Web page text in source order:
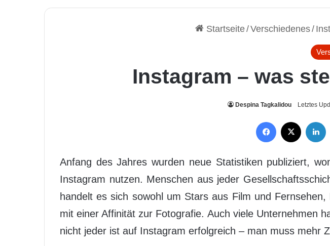
Startseite/Verschiedenes/
Instagram – was
Despina Tagkalidou Letztes
Anfang des Jahres wurden neue Statistiken publiziert,
Instagram nutzen. Menschen aus jeder
handelt es sich sowohl um Stars aus Film und
mit einer Affinität zur Fotografie. Auch viele Unternehmen
nicht jeder ist auf Instagram erfolgreich – man muss mehr